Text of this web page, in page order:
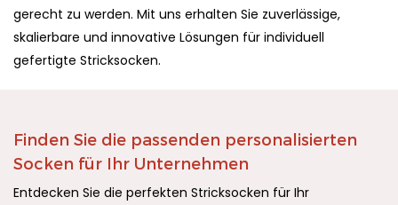
gerecht zu werden. Mit uns erhalten Sie zuverlässige,
skalierbare und innovative Lösungen für individuell
gefertigte Stricksocken.
Finden Sie die passenden personalisierten
Socken für Ihr Unternehmen
Entdecken Sie die perfekten Stricksocken für Ihr